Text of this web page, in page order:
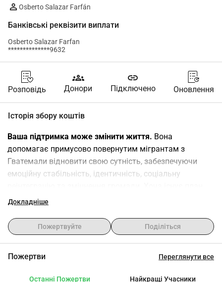
Osberto Salazar Farfán
Банківські реквізити виплати
Osberto Salazar Farfan
**************9632
Розповідь
groups
Донори
link
Підключено Оновлення
Історія збору коштів
Ваша підтримка може змінити життя. Вона
допомагає примусово повернутим мігрантам з
Гватемали відновити свою сутність, забезпечуючи
емоційну стабільність, ідентичність, соціальну
від уряду та інших гуманітарних організацій, однією з
цілей, є відсутність персоналізованої уваги для
подолання стресу від примусового повернення.
людям 4 години персоналізованої уваги з:
Докладніше
Пожертвуйте Поділіться
Пожертви Переглянути все
Останні Пожертви Найкращі Учасники